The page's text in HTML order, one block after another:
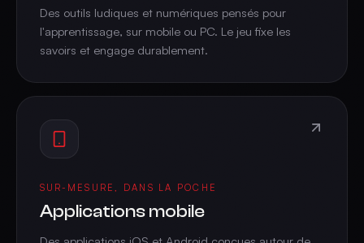
Des outils ludiques et numériques pensés pour
l'apprentissage, sur mobile ou PC. Le jeu fixe les
savoirs et engage durablement.
SUR-MESURE, DANS LA POCHE
Applications mobile